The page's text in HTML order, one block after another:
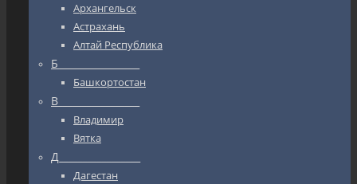
Архангельск
Астрахань
Алтай Республика
Б_________________
Башкортостан
В_________________
Владимир
Вятка
Д_________________
Дагестан